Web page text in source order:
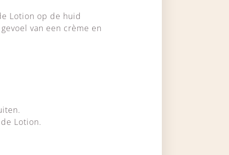
Lotion op de huid
van een crème en
Lotion.